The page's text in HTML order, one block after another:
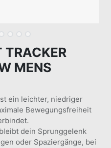
TRACKER
MENS
ein leichter, niedriger
Bewegungsfreiheit
dein Sprunggelenk
oder Spaziergänge, bei